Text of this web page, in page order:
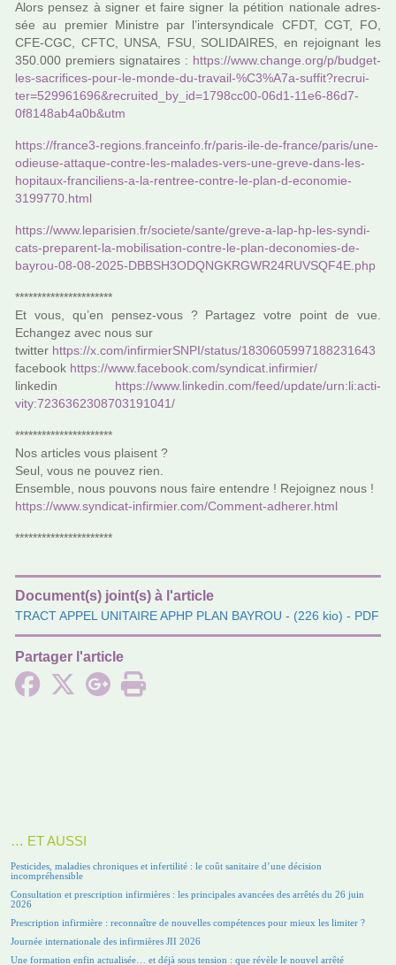
Alors pensez à signer et faire signer la péti­tion natio­nale adres­
sée au pre­mier Ministre par l’inter­syn­di­cale CFDT, CGT, FO,
CFE-CGC, CFTC, UNSA, FSU, SOLIDAIRES, en rejoi­gnant les
350.000 pre­miers signa­tai­res : https://www.change.org/p/budget-
les-sacri­fi­ces-pour-le-monde-du-tra­vail-%C3%A7a-suffit?recrui­
ter=529961696&recrui­ted_by_id=1798cc00-06d1-11e6-86d7-
0f8148ab4a0b&utm
https://fran­ce3-regions.fran­ceinfo.fr/paris-ile-de-france/paris/une-
odieuse-atta­que-contre-les-mala­des-vers-une-greve-dans-les-
hopi­taux-fran­ci­liens-a-la-ren­tree-contre-le-plan-d-eco­no­mie-
3199770.html
https://www.lepa­ri­sien.fr/societe/sante/greve-a-lap-hp-les-syn­di­
cats-pre­pa­rent-la-mobi­li­sa­tion-contre-le-plan-deco­no­mies-de-
bayrou-08-08-2025-DBBSH3ODQNGKRGWR24RUVSQF4E.php
**********************
Et vous, qu’en pensez-vous ? Partagez votre point de vue.
Echangez avec nous sur
twit­ter https://x.com/infir­mierSNPI/status/1830605997188231643
face­book https://www.face­book.com/syn­di­cat.infir­mier/
lin­ke­din
https://www.lin­ke­din.com/feed/update/urn:li:acti­
vity:7236362308703191041/
**********************
Nos arti­cles vous plai­sent ?
Seul, vous ne pouvez rien.
Ensemble, nous pou­­vons nous faire enten­­dre ! Rejoignez nous !
https://www.syn­di­cat-infir­mier.com/Comment-adhe­rer.html
**********************
Document(s) joint(s) à l'article
TRACT APPEL UNITAIRE APHP PLAN BAYROU - (226 kio) - PDF
Partager l'article
… ET AUSSI
Pesticides, maladies chroniques et infertilité : le coût sanitaire d’une décision
incompréhensible
Consultation et prescription infirmières : les principales avancées des arrêtés du 26 juin
2026
Prescription infirmière : reconnaître de nouvelles compétences pour mieux les limiter ?
Journée internationale des infirmières JII 2026
Une formation enfin actualisée… et déjà sous tension : que révèle le nouvel arrêté